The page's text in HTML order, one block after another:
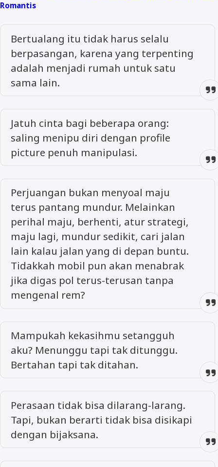
Romantis
Bertualang itu tidak harus selalu
berpasangan, karena yang terpenting
adalah menjadi rumah untuk satu
sama lain.
Jatuh cinta bagi beberapa orang:
saling menipu diri dengan profile
picture penuh manipulasi.
Perjuangan bukan menyoal maju
terus pantang mundur. Melainkan
perihal maju, berhenti, atur strategi,
maju lagi, mundur sedikit, cari jalan
lain kalau jalan yang di depan buntu.
Tidakkah mobil pun akan menabrak
jika digas pol terus-terusan tanpa
mengenal rem?
Mampukah kekasihmu setangguh
aku? Menunggu tapi tak ditunggu.
Bertahan tapi tak ditahan.
Perasaan tidak bisa dilarang-larang.
Tapi, bukan berarti tidak bisa disikapi
dengan bijaksana.